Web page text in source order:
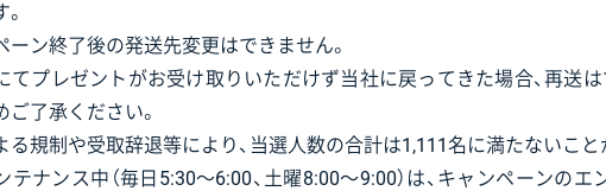
ーン終了後の発送先変更はできません。
てプレゼントがお受け取りいただけず当社に戻ってきた場合、再送は
ご了承ください。
る規制や受取辞退等により、当選人数の合計は1,111名に満たないこと
テナンス中（毎日5:30〜6:00、土曜8:00〜9:00）は、キャンペーンの